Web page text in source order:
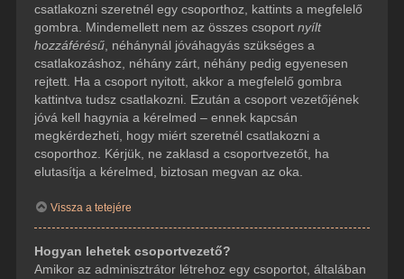
csatlakozni szeretnél egy csoporthoz, kattints a megfelelő
gombra. Mindemellett nem az összes csoport nyílt
hozzáférésű, néhánynál jóváhagyás szükséges a
csatlakozáshoz, néhány zárt, néhány pedig egyenesen
rejtett. Ha a csoport nyitott, akkor a megfelelő gombra
kattintva tudsz csatlakozni. Ezután a csoport vezetőjének
jóvá kell hagynia a kérelmed – ennek kapcsán
megkérdezheti, hogy miért szeretnél csatlakozni a
csoporthoz. Kérjük, ne zaklasd a csoportvezetőt, ha
elutasítja a kérelmed, biztosan megvan az oka.
Vissza a tetejére
Hogyan lehetek csoportvezető?
Amikor az adminisztrátor létrehoz egy csoportot, általában